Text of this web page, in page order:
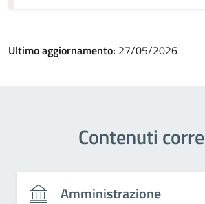
Ultimo aggiornamento: 27/05/2026
Contenuti
Amministrazione